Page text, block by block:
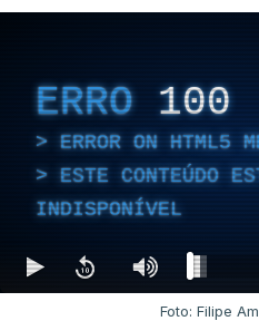
ERRO 100
ERROR ON HTML5
ESTE CONTEÚDO
INDISPONÍVEL
Foto: Filipe